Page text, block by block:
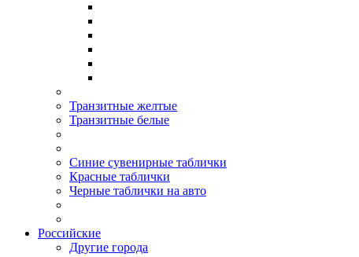
Транзитные желтые
Транзитные белые
Синие сувенирные таблички
Красные таблички
Черные таблички на авто
Российские
Другие города